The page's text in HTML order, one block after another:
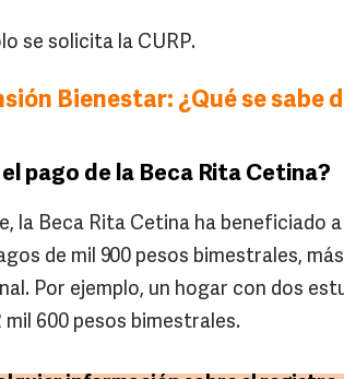
se solicita la CURP.
Bienestar: ¿Qué se sabe
pago de la Beca Rita Cetina?
la Beca Rita Cetina ha beneficiado
de mil 900 pesos bimestrales,
Por ejemplo, un hogar con dos
600 pesos bimestrales.